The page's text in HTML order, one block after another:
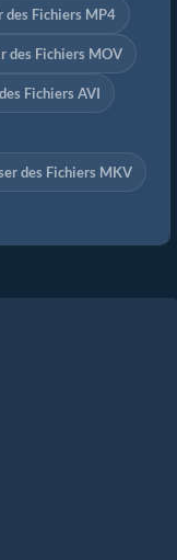
des Fichiers MP4
des Fichiers MOV
Fichiers AVI
des Fichiers MKV